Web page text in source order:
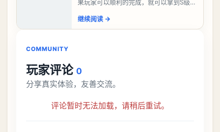
果玩家可以顺利的完成，就可以拿到S级弧
比较高的，对于那些新手玩家并不建议直
继续阅读 →
COMMUNITY
玩家评论 0
分享真实体验，友善交流。
评论暂时无法加载，请稍后重试。